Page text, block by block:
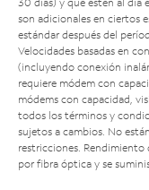
son adicionales en ciertos
estándar después del
Velocidades basadas en
(incluyendo conexión
requiere módem con
módems con capacidad,
todos los términos y
sujetos a cambios. No
restricciones.
por fibra óptica y se